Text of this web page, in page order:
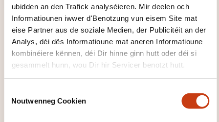
ubidden an den Trafick analyséieren. Mir deelen och
Informatiounen iwwer d'Benotzung vun eisem Site mat
eise Partner aus de soziale Medien, der Publicitéit an der
Analys, déi dës Informatioune mat aneren Informatioune
kombinéiere kënnen, déi Dir hinne ginn hutt oder déi si
gesammelt hunn, wou Dir hir Servicer benotzt hutt.
Noutwenneg Cookien
FORMATIOUNSDOMAINER